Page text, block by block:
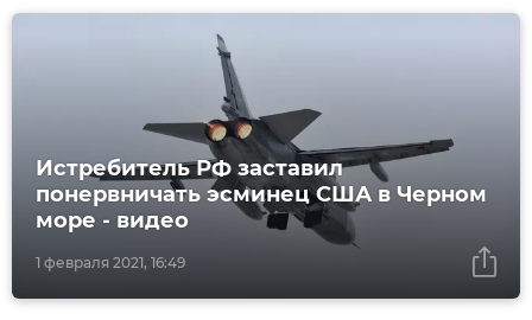
1 февраля 2021, 16:49
Истребитель РФ заставил
понервничать эсминец США в Черном
море - видео